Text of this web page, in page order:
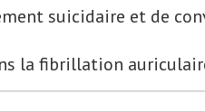
suicidaire et de
la fibrillation